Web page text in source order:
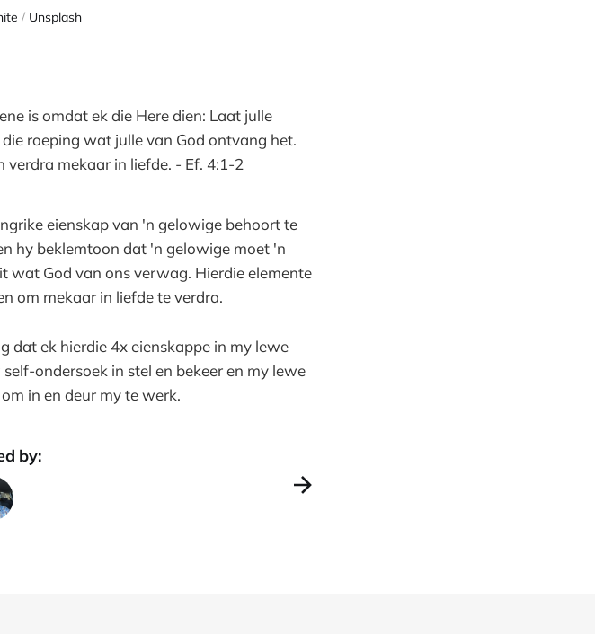
/ Unsplash
is omdat ek die Here dien: Laat julle
roeping wat julle van God ontvang het.
verdra mekaar in liefde. - Ef. 4:1-2
eienskap van 'n gelowige behoort te
hy beklemtoon dat 'n gelowige moet 'n
God van ons verwag. Hierdie elemente
om mekaar in liefde te verdra.
dat ek hierdie 4x eienskappe in my lewe
ondersoek in stel en bekeer en my lewe
in en deur my te werk.
by: